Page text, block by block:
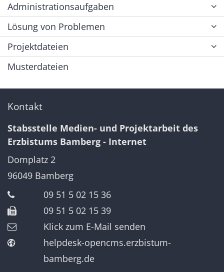
Administrationsaufgaben
Lösung von Problemen
Projektdateien
Musterdateien
Kontakt
Stabsstelle Medien- und Projektarbeit des
Erzbistums Bamberg - Internet
Domplatz 2
96049 Bamberg
09 51 5 02 15 36
09 51 5 02 15 39
Klick zum E-Mail senden
helpdesk-opencms.erzbistum-
bamberg.de